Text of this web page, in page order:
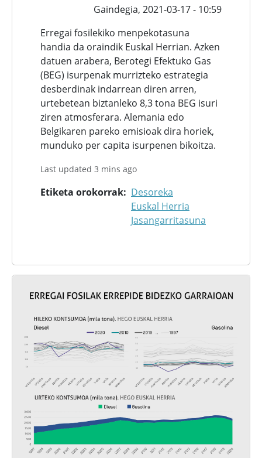
Gaindegia, 2021-03-17 - 10:59
Erregai fosilekiko menpekotasuna
handia da oraindik Euskal Herrian. Azken
datuen arabera, Berotegi Efektuko Gas
(BEG) isurpenak murrizteko estrategia
desberdinak indarrean diren arren,
urtebetean biztanleko 8,3 tona BEG isuri
ziren atmosferara. Alemania edo
Belgikaren pareko emisioak dira horiek,
munduko per capita isurpenen bikoitza.
Last updated 3 mins ago
Etiketa orokorrak
Desoreka
Euskal Herria
Jasangarritasuna